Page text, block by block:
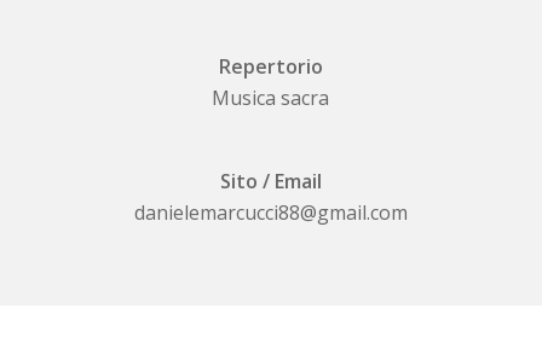
Repertorio
Musica sacra
Sito / Email
danielemarcucci88@gmail.com